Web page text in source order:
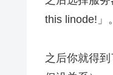
this linode!」。
之后你就得